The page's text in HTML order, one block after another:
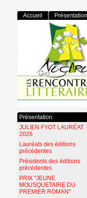
Accueil Présentation
Présentation
JULIEN FYOT LAURÉAT
2026
Lauréats des éditions
précédentes
Présidents des éditions
précédentes
PRIX "JEUNE
MOUSQUETAIRE DU
PREMIER ROMAN"